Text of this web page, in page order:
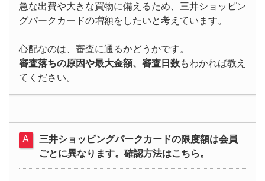
急な出費や大きな買物に備えるため、三井ショッピン
グパークカードの増額をしたいと考えています。
心配なのは、審査に通るかどうかです。
審査落ちの原因や最大金額、審査日数もわかれば教え
てください。
三井ショッピングパークカードの限度額は会員
ごとに異なります。確認方法はこちら。